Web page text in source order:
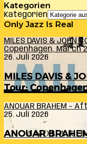
Kategorien
Kategorien
Only Jazz Is Real
MILES DAVIS & JOHN
Copenhagen, March
26. Juli 2026
MILES DAVIS &
Tour:
ANOUAR BRAHEM –
25. Juli 2026
ANOUAR